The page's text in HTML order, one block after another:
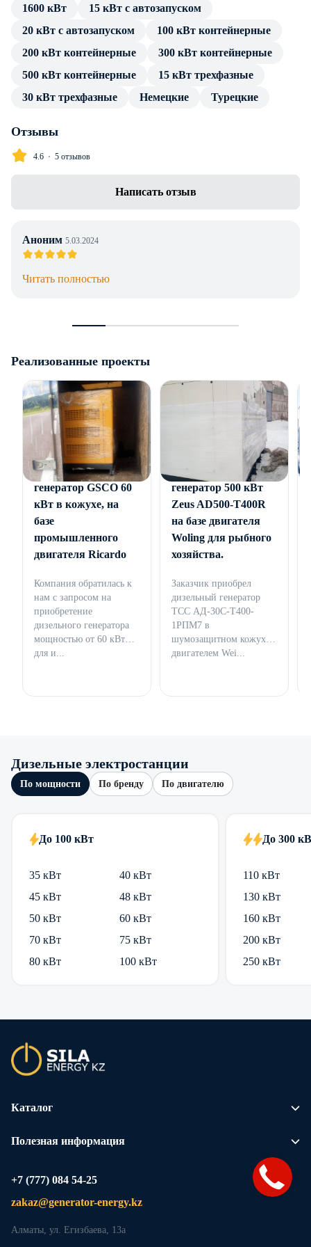
источника тока. Подключение потребителя производится
посредством стандартных разъемов, без трансформатора и
переходников.
В каталоге товаров компании Энерджи Групп — только
проверенные сертифицированные ДГУ. Дизельный
технической документации и продолжительную гарантию
особенностям установки, подключения и эксплуатации
предоставляем в полном объеме без дополнительной
оплаты. Доставка в г. Алматы любой транспортной
компанией, инженерное сопровождение проекта.
1600 кВт
15 кВт с автозапуском
20 кВт с автозапуском
100 кВт контейнерные
200 кВт контейнерные
300 кВт контейнерные
500 кВт контейнерные
15 кВт трехфазные
30 кВт трехфазные
Немецкие Турецкие
Отзывы
4.6 5 отзывов
Написать отзыв
Аноним 5.03.2024
Читать полностью
Реализованные проекты
Дизельный
генератор GSCO 60
кВт в кожухе, на
базе
промышленного
двигателя Ricardo
Компания обратилась к
нам с запросом на
приобретение
дизельного генератора
мощностью от 60 кВт
для и...
генератор 500 кВт
Zeus AD500-T400R
на базе двигателя
Woling для рыбного
хозяйства.
Заказчик приобрел
дизельный генератор
ТСС АД-30С-Т400-
1РПМ7 в
шумозащитном кожухе с
двигателем Wei...
Дизельные электростанции
По мощности По бренду По двигателю
До 100 кВт
35 кВт
40 кВт
45 кВт
48 кВт
50 кВт
60 кВт
70 кВт
75 кВт
80 кВт
100 кВт
До 300
110 кВт
130 кВт
160 кВт
200 кВт
250 кВт
Каталог
Полезная информация
+7 (777) 084 54-25
zakaz@generator-energy.kz
Алматы, ул. Егизбаева, 13а